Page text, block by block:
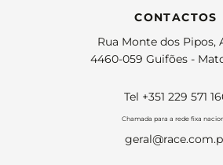
CONTACTOS
Rua Monte dos Pipos,
4460-059 Guifões -
Tel +351 229 571
Chamada para a rede fixa